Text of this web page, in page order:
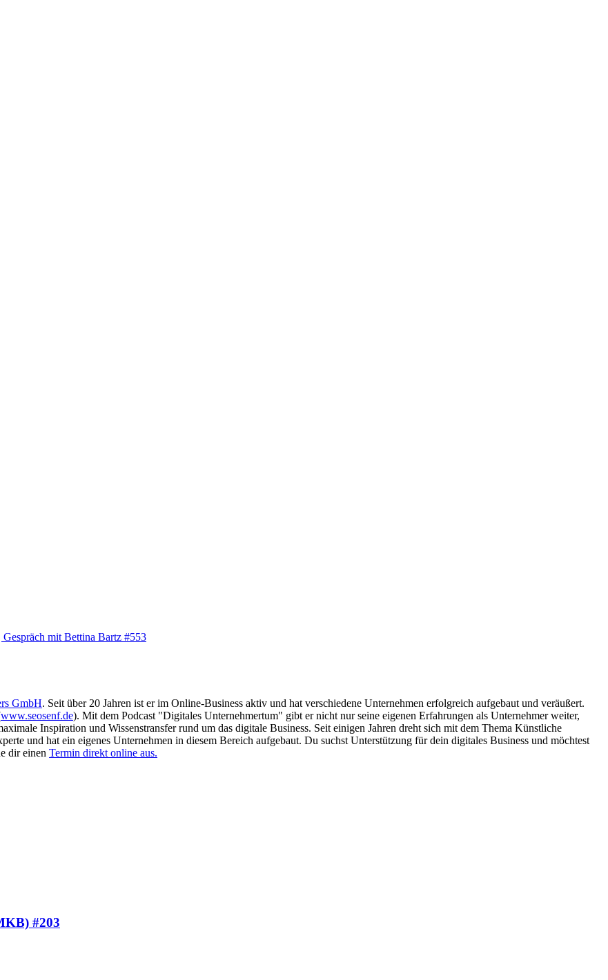
mit Bettina Bartz #553
GmbH. Seit über 20 Jahren ist er im Online-Business aktiv und hat verschiedene Unternehmen erfolgreich aufgebaut und veräußert.
www.seosenf.de). Mit dem Podcast "Digitales Unternehmertum" gibt er nicht nur seine eigenen Erfahrungen als Unternehmer weiter,
Inspiration und Wissenstransfer rund um das digitale Business. Seit einigen Jahren dreht sich mit dem Thema Künstliche
und hat ein eigenes Unternehmen in diesem Bereich aufgebaut. Du suchst Unterstützung für dein digitales Business und möchtest
dir einen Termin direkt online aus.
#203